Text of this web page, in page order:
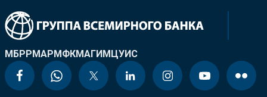
МБРРМАРМФКМАГИМЦУИС